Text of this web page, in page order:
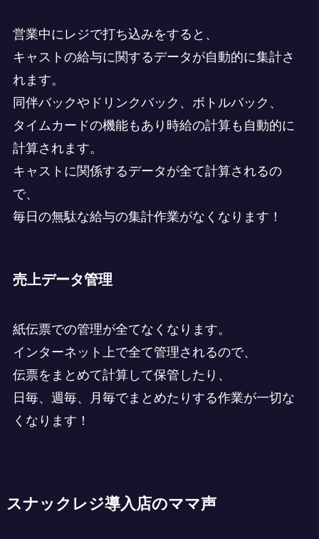
営業中にレジで打ち込みをすると、
キャストの給与に関するデータが自動的に集計さ
れます。
同伴バックやドリンクバック、ボトルバック、
タイムカードの機能もあり時給の計算も自動的に
計算されます。
キャストに関係するデータが全て計算されるの
で、
毎日の無駄な給与の集計作業がなくなります！
売上データ管理
紙伝票での管理が全てなくなります。
インターネット上で全て管理されるので、
伝票をまとめて計算して保管したり、
日毎、週毎、月毎でまとめたりする作業が一切な
くなります！
スナックレジ導入店のママ声